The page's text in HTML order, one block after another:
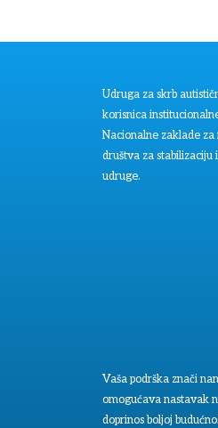
Udruga za skrb
korisnica
Nacionalne zaklade
društva za stabilizaciju
udruge.
Vaša podrška znači
omogućava nastavak
doprinos boljoj